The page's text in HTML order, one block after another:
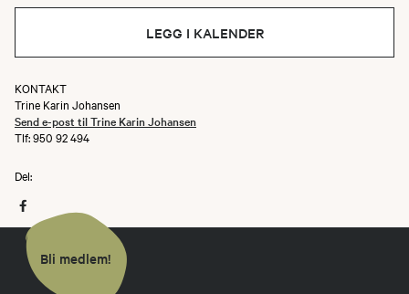
LEGG I KALENDER
KONTAKT
Trine Karin Johansen
Send e-post til Trine Karin Johansen
Tlf: 950 92 494
Del:
Bli medlem!